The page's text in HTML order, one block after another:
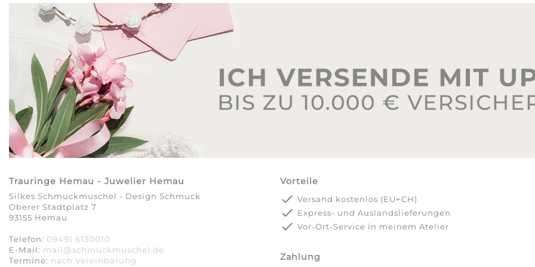
Trauringe Hemau - Juwelier Hemau
Silkes Schmuckmuschel - Design Schmuck
Oberer Stadtplatz 7
93155 Hemau
Telefon: 09491 6130010
E-Mail: mail@schmuckmuschel.de
Termine: nach Vereinbarung​​​​​​​
Vorteile
done Versand kostenlos (EU+CH)
done Express- und Auslandslieferungen
done Vor-Ort-Service in meinem Atelier
Zahlung